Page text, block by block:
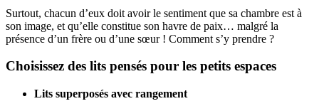
Surtout, chacun d’eux doit avoir le sentiment que sa chambre est à
son image, et qu’elle constitue son havre de paix… malgré la
présence d’un frère ou d’une sœur ! Comment s’y prendre ?
Choisissez des lits pensés pour les petits espaces
Lits superposés avec rangement